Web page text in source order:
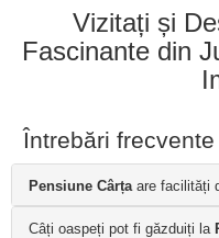
Vizitați și
Fascinante din
Întrebări
Pensiune Cârța are facilități
Câți oaspeți pot fi găzduiți la